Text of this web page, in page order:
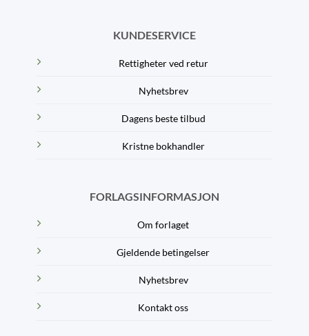
KUNDESERVICE
Rettigheter ved retur
Nyhetsbrev
Dagens beste tilbud
Kristne bokhandler
FORLAGSINFORMASJON
Om forlaget
Gjeldende betingelser
Nyhetsbrev
Kontakt oss